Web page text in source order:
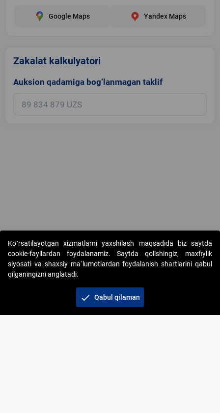
Google Maps Yandex Maps
Zakalat kalkulyatori
Auksion qadamiga bog‘lanmagan taklif
Copyright © 2017-2026. "Elektron onlayn-auksionlarni tashkil etish"
AJ. Barcha huquqlar himoyalangan
+998 71 202-21-11
Ko`rsatilayotgan xizmatlarni yaxshilash maqsadida biz saytda
cookie-fayllardan foydalanamiz. Saytda qolishingiz, maxfiylik
siyosati va shaxsiy ma`lumotlardan foydalanish shartlarini qabul
qilganingizni anglatadi.
check Qabul qilaman